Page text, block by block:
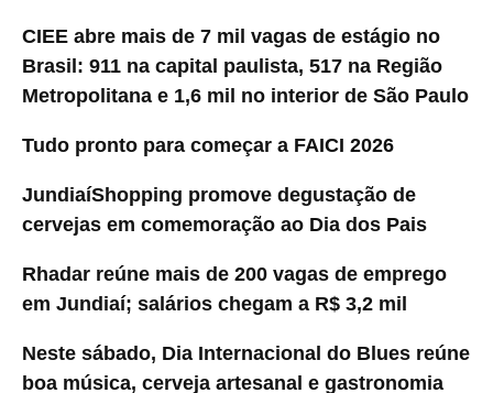
CIEE abre mais de 7 mil vagas de estágio no
Brasil: 911 na capital paulista, 517 na Região
Metropolitana e 1,6 mil no interior de São Paulo
Tudo pronto para começar a FAICI 2026
JundiaíShopping promove degustação de
cervejas em comemoração ao Dia dos Pais
Rhadar reúne mais de 200 vagas de emprego
em Jundiaí; salários chegam a R$ 3,2 mil
Neste sábado, Dia Internacional do Blues reúne
boa música, cerveja artesanal e gastronomia